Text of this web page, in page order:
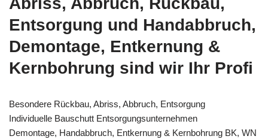
Entsorgung und Handabbruch,
Demontage, Entkernung &
Kernbohrung sind wir Ihr Profi
Besondere Rückbau, Abriss, Abbruch, Entsorgung
Individuelle Bauschutt Entsorgungsunternehmen
Demontage, Handabbruch, Entkernung & Kernbohrung BK, WN